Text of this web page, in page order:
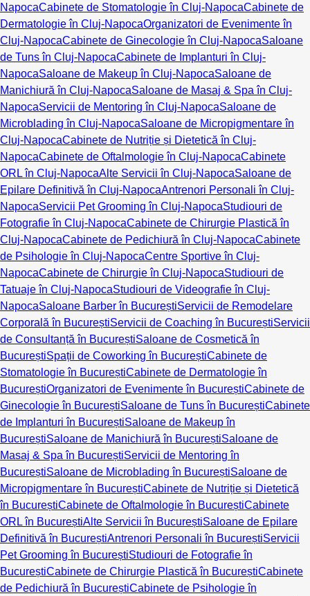
NapocaCabinete de Stomatologie în Cluj-NapocaCabinete de
Dermatologie în Cluj-NapocaOrganizatori de Evenimente în
Cluj-NapocaCabinete de Ginecologie în Cluj-NapocaSaloane
de Tuns în Cluj-NapocaCabinete de Implanturi în Cluj-
NapocaSaloane de Makeup în Cluj-NapocaSaloane de
Manichiură în Cluj-NapocaSaloane de Masaj & Spa în Cluj-
NapocaServicii de Mentoring în Cluj-NapocaSaloane de
Microblading în Cluj-NapocaSaloane de Micropigmentare în
Cluj-NapocaCabinete de Nutriție și Dietetică în Cluj-
NapocaCabinete de Oftalmologie în Cluj-NapocaCabinete
ORL în Cluj-NapocaAlte Servicii în Cluj-NapocaSaloane de
Epilare Definitivă în Cluj-NapocaAntrenori Personali în Cluj-
NapocaServicii Pet Grooming în Cluj-NapocaStudiouri de
Fotografie în Cluj-NapocaCabinete de Chirurgie Plastică în
Cluj-NapocaCabinete de Pedichiură în Cluj-NapocaCabinete
de Psihologie în Cluj-NapocaCentre Sportive în Cluj-
NapocaCabinete de Chirurgie în Cluj-NapocaStudiouri de
Tatuaje în Cluj-NapocaStudiouri de Videografie în Cluj-
NapocaSaloane Barber în BucureștiServicii de Remodelare
Corporală în BucureștiServicii de Coaching în BucureștiServicii
de Consultanță în BucureștiSaloane de Cosmetică în
BucureștiSpații de Coworking în BucureștiCabinete de
Stomatologie în BucureștiCabinete de Dermatologie în
BucureștiOrganizatori de Evenimente în BucureștiCabinete de
Ginecologie în BucureștiSaloane de Tuns în BucureștiCabinete
de Implanturi în BucureștiSaloane de Makeup în
BucureștiSaloane de Manichiură în BucureștiSaloane de
Masaj & Spa în BucureștiServicii de Mentoring în
BucureștiSaloane de Microblading în BucureștiSaloane de
Micropigmentare în BucureștiCabinete de Nutriție și Dietetică
în BucureștiCabinete de Oftalmologie în BucureștiCabinete
ORL în BucureștiAlte Servicii în BucureștiSaloane de Epilare
Definitivă în BucureștiAntrenori Personali în BucureștiServicii
Pet Grooming în BucureștiStudiouri de Fotografie în
BucureștiCabinete de Chirurgie Plastică în BucureștiCabinete
de Pedichiură în BucureștiCabinete de Psihologie în